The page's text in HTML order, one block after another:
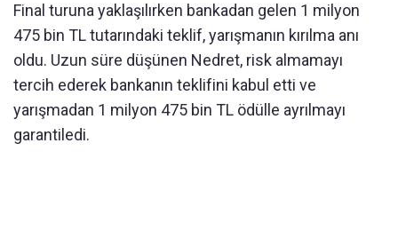
Final turuna yaklaşılırken bankadan gelen 1 milyon
475 bin TL tutarındaki teklif, yarışmanın kırılma anı
oldu. Uzun süre düşünen Nedret, risk almamayı
tercih ederek bankanın teklifini kabul etti ve
yarışmadan 1 milyon 475 bin TL ödülle ayrılmayı
garantiledi.